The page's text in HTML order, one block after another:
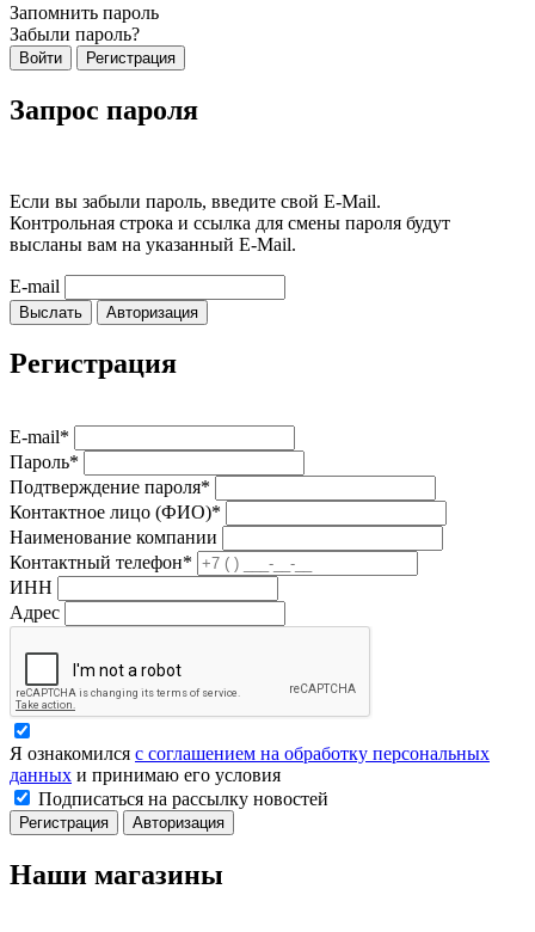
Запомнить пароль
Забыли пароль?
Войти Регистрация
Запрос пароля
Если вы забыли пароль, введите свой E-Mail.
Контрольная строка и ссылка для смены пароля будут
высланы вам на указанный E-Mail.
E-mail
Выслать Авторизация
Регистрация
E-mail*
Пароль*
Подтверждение пароля*
Контактное лицо (ФИО)*
Наименование компании
Контактный телефон*
ИНН
Адрес
Я ознакомился с соглашением на обработку персональных
данных и принимаю его условия
Подписаться на рассылку новостей
Регистрация Авторизация
Наши магазины